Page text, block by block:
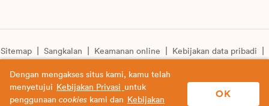
Sitemap Sangkalan Keamanan online
Kebijakan data pribadi
© Copyright 2026 PT FWD Insurance Indonesia. All rights
Dengan mengakses situs kami, kamu telah
menyetujui
Kebijakan Privasi untuk
penggunaan cookies kami dan Kebijakan
OK